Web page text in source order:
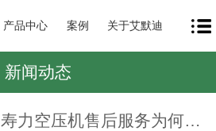
产品中心 案例 关于艾默迪
新闻动态
寿力空压机售后服务为何如此重要？